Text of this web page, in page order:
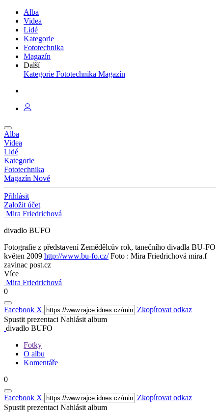
Alba
Videa
Lidé
Kategorie
Fototechnika
Magazín
Další
Kategorie Fototechnika Magazín
Alba
Videa
Lidé
Kategorie
Fototechnika
Magazín Nové
Přihlásit
Založit účet
Mira Friedrichová
divadlo BUFO
Fotografie z představení Zemědělcův rok, tanečního divadla BU-FO
květen 2009 http://www.bu-fo.cz/Foto : Mira Friedrichová mira.f
zavinac post.cz
Více
Mira Friedrichová
0
Facebook X
Zkopírovat odkaz
Spustit prezentaci Nahlásit album
divadlo BUFO
Fotky
O albu
Komentáře
0
Facebook X
Zkopírovat odkaz
Spustit prezentaci Nahlásit album